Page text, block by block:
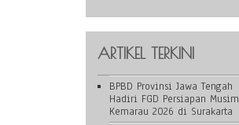
ARTIKEL TERKINI
BPBD Provinsi Jawa Tengah
Hadiri FGD Persiapan Musim
Kemarau 2026 di Surakarta